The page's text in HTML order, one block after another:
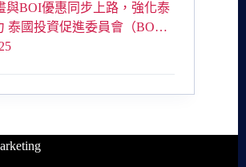
與BOI優惠同步上路，強化泰
泰國投資促進委員會（BO…